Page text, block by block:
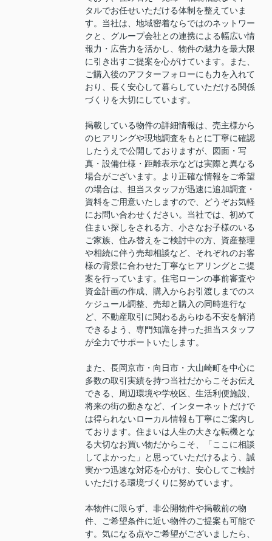
タルでお任せいただける体制を整えていま
す。当社は、地域密着ならではのネットワー
クと、グループ会社との連携による幅広い情
報力・広告力を活かし、物件の魅力を最大限
に引き出すご提案を心がけています。また、
ご購入後のアフターフォローにも力を入れて
おり、長く安心して暮らしていただける関係
づくりを大切にしています。
掲載している物件の詳細情報は、売主様から
のヒアリングや現地調査をもとに丁寧に確認
したうえで公開しておりますが、図面・写
真・設備仕様・距離表示などは実際と異なる
場合がございます。より正確な情報をご希望
の場合は、担当スタッフが迅速に追加調査・
資料をご用意いたしますので、どうぞお気軽
にお問い合わせください。当社では、初めて
住まい探しをされる方、小さなお子様のいる
ご家族、住み替えをご検討中の方、資産整理
や相続に伴う売却相談など、それぞれのお客
様の背景に合わせた丁寧なヒアリングとご提
案を行っています。住宅ローンの事前審査や
資金計画の作成、購入からお引渡しまでのス
ケジュール調整、売却と購入の同時進行な
ど、不動産取引に関わるあらゆる不安を解消
できるよう、専門知識を持った担当スタッフ
が全力でサポートいたします。
また、長岡京市・向日市・大山崎町を中心に
多数の取引実績を持つ当社だからこそお伝え
できる、周辺環境や学校区、生活利便施設、
将来の街の動きなど、インターネットだけで
は得られないローカル情報も丁寧にご案内し
ております。住まいは人生の大きな転機とな
る大切なお買い物だからこそ、「ここに相談
してよかった」と思っていただけるよう、誠
実かつ迅速な対応を心がけ、安心してご検討
いただける環境づくりに努めています。
本物件に限らず、非公開物件や掲載前の物
件、ご希望条件に近い物件のご提案も可能で
す。気になる点やご希望がございましたら、